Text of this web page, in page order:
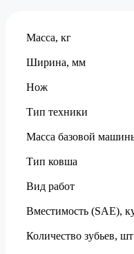
Масса, кг
Ширина, мм
Нож
Тип техники
Масса базовой
Тип ковша
Вид работ
Вместимость (SAE),
Количество зубьев, шт